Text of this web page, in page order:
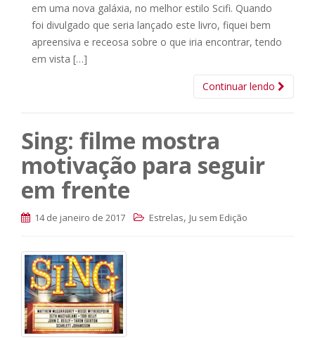
em uma nova galáxia, no melhor estilo Scifi. Quando
foi divulgado que seria lançado este livro, fiquei bem
apreensiva e receosa sobre o que iria encontrar, tendo
em vista […]
Continuar lendo
Sing: filme mostra
motivação para seguir
em frente
14 de janeiro de 2017 Estrelas, Ju sem Edição